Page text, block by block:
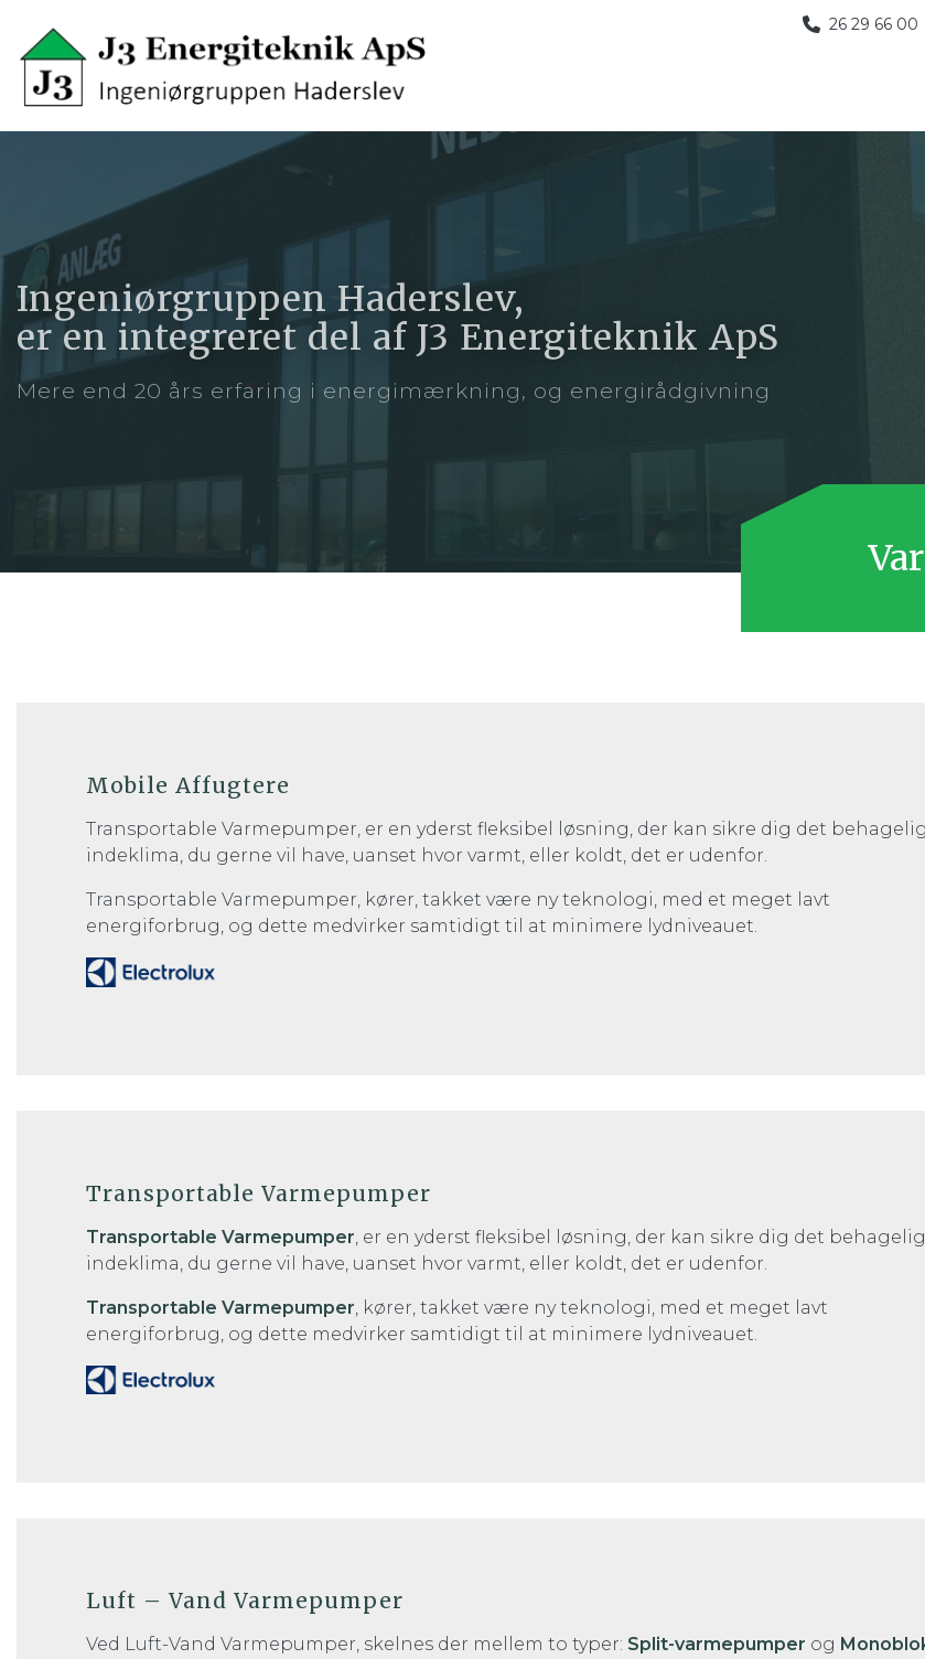
main
content
26 29 66 00
Ingeniørgruppen Haderslev,
er en integreret del af J3 Energiteknik ApS
Mere end 20 års erfaring i energimærkning, og energirådgivning
Mobile Affugtere
Transportable Varmepumper, er en yderst fleksibel løsning, der kan sikre dig det
indeklima, du gerne vil have, uanset hvor varmt, eller koldt, det er udenfor.
Transportable Varmepumper, kører, takket være ny teknologi, med et meget lavt
energiforbrug, og dette medvirker samtidigt til at minimere lydniveauet.
Transportable Varmepumper
Transportable Varmepumper , er en yderst fleksibel løsning, der kan sikre dig det
indeklima, du gerne vil have, uanset hvor varmt, eller koldt, det er udenfor.
Transportable Varmepumper , kører, takket være ny teknologi, med et meget lavt
energiforbrug, og dette medvirker samtidigt til at minimere lydniveauet.
Luft – Vand Varmepumper
Ved Luft-Vand Varmepumper, skelnes der mellem to typer: Split-varmepumper og